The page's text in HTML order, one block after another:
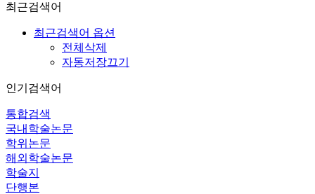
최근검색어
최근검색어 옵션
전체삭제
자동저장끄기
인기검색어
통합검색
국내학술논문
학위논문
해외학술논문
학술지
단행본